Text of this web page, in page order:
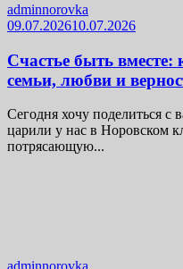
adminnorovka
09.07.202610.07.2026
Счастье быть
семьи, любви и
Сегодня хочу поделиться с
царили у нас в Норовском
потрясающую...